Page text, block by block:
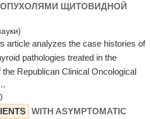
ЩИТОВИДНОЙ
article analyzes the case histories of
pathologies treated in the
Republican Clinical Oncological
WITH ASYMPTOMATIC